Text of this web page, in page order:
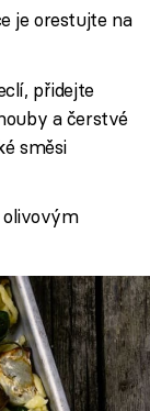
je orestujte na
přidejte
a čerstvé
směsi
olivovým